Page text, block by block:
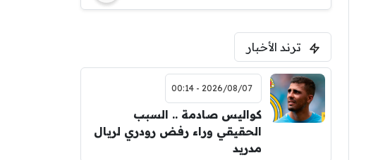
ترند الأخبار
2026/08/07 - 00:14
كواليس صادمة .. السبب
الحقيقي وراء رفض رودري لريال
مدريد